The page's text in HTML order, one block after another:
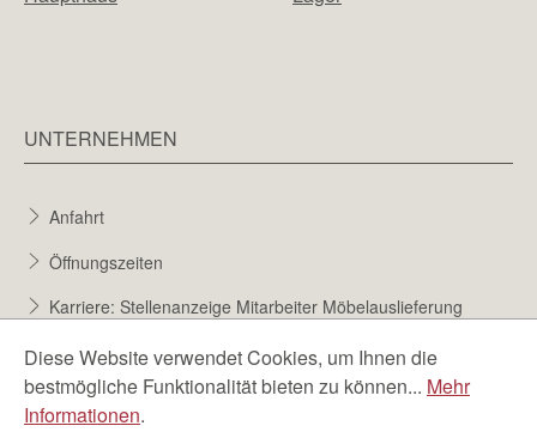
UNTERNEHMEN
Anfahrt
Öffnungszeiten
Karriere: Stellenanzeige Mitarbeiter Möbelauslieferung
Karriere bei Möbel Berta
Bewerbungsformular
Diese Website verwendet Cookies, um Ihnen die
bestmögliche Funktionalität bieten zu können... Mehr
Informationen.